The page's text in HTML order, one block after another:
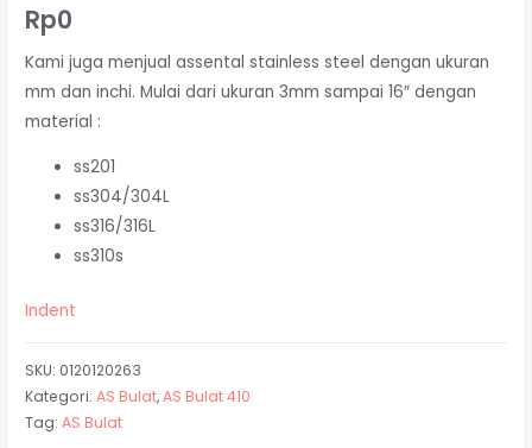
Rp0
Kami juga menjual assental stainless steel dengan ukuran
mm dan inchi. Mulai dari ukuran 3mm sampai 16″ dengan
material :
ss201
ss304/304L
ss316/316L
ss310s
Indent
SKU: 0120120263
Kategori:AS Bulat,AS Bulat 410
Tag:AS Bulat